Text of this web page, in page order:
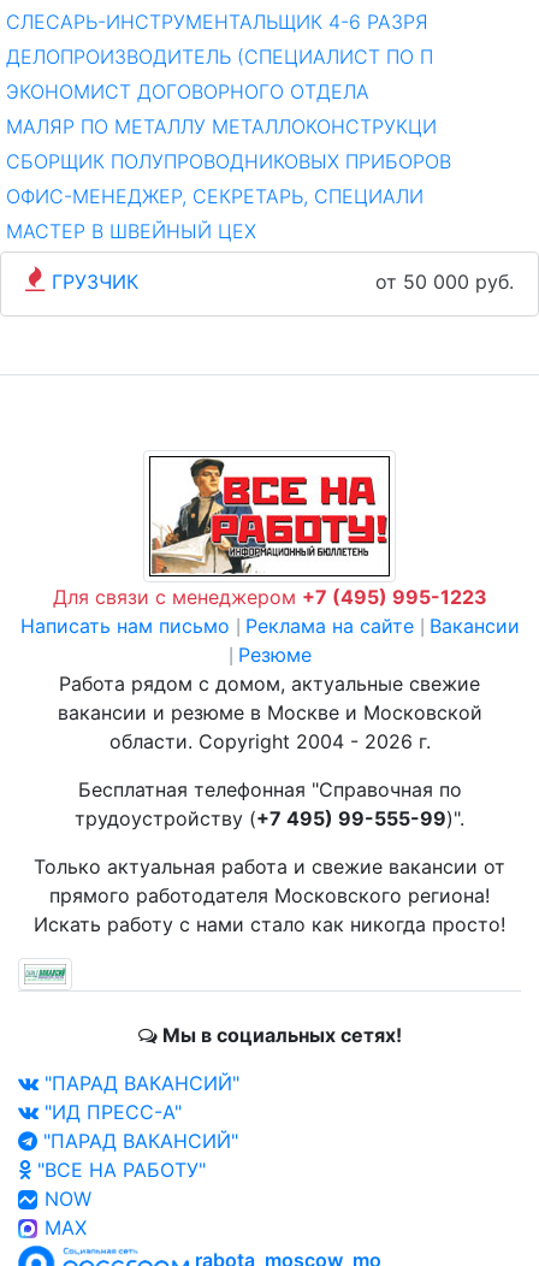
СЛЕСАРЬ-ИНСТРУМЕНТАЛЬЩИК 4-6 РАЗРЯ
ДЕЛОПРОИЗВОДИТЕЛЬ (СПЕЦИАЛИСТ ПО П
ЭКОНОМИСТ ДОГОВОРНОГО ОТДЕЛА
МАЛЯР ПО МЕТАЛЛУ МЕТАЛЛОКОНСТРУКЦИ
СБОРЩИК ПОЛУПРОВОДНИКОВЫХ ПРИБОРОВ
ОФИС-МЕНЕДЖЕР, СЕКРЕТАРЬ, СПЕЦИАЛИ
МАСТЕР В ШВЕЙНЫЙ ЦЕХ
ГРУЗЧИК от 50 000 руб.
Для связи с менеджером +7 (495) 995-1223
Написать нам письмо
Реклама на сайте Вакансии
Резюме
Работа рядом с домом, актуальные свежие
вакансии и резюме в Москве и Московской
области. Copyright 2004 - 2026 г.
Бесплатная телефонная "Справочная по
трудоустройству (+7 495) 99-555-99)".
Только актуальная работа и свежие вакансии от
прямого работодателя Московского региона!
Искать работу с нами стало как никогда просто!
Мы в социальных сетях!
"ПАРАД ВАКАНСИЙ"
"ИД ПРЕСС-А"
"ПАРАД ВАКАНСИЙ"
"ВСЕ НА РАБОТУ"
NOW
MAX
rabota_moscow_mo